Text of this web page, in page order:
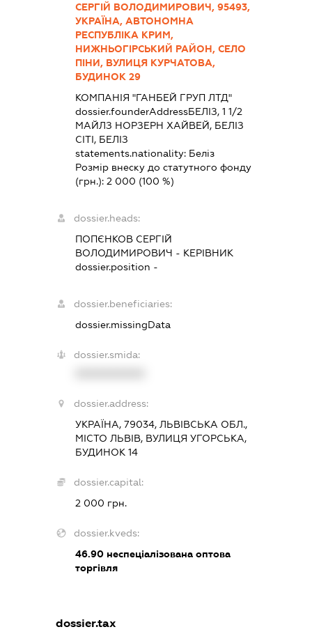
СЕРГІЙ ВОЛОДИМИРОВИЧ, 95493,
УКРАЇНА, АВТОНОМНА
РЕСПУБЛІКА КРИМ,
НИЖНЬОГІРСЬКИЙ РАЙОН, СЕЛО
ПІНИ, ВУЛИЦЯ КУРЧАТОВА,
БУДИНОК 29
КОМПАНІЯ "ГАНБЕЙ ГРУП ЛТД"
dossier.founderAddressБЕЛІЗ, 1 1/2
МАЙЛЗ НОРЗЕРН ХАЙВЕЙ, БЕЛІЗ
СІТІ, БЕЛІЗ
statements.nationality: Беліз
Розмір внеску до статутного фонду
(грн.): 2 000 (100 %)
dossier.heads:
ПОПЄНКОВ СЕРГІЙ
ВОЛОДИМИРОВИЧ - КЕРІВНИК
dossier.position -
dossier.beneficiaries:
dossier.missingData
dossier.smida:
dossier.address:
УКРАЇНА, 79034, ЛЬВІВСЬКА ОБЛ.,
МІСТО ЛЬВІВ, ВУЛИЦЯ УГОРСЬКА,
БУДИНОК 14
dossier.capital:
2 000 грн.
dossier.kveds:
46.90неспеціалізована оптова
торгівля
dossier.tax